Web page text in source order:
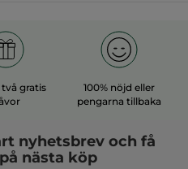
gratis
100% nöjd eller
pengarna tillbaka
nyhetsbrev och få
nästa köp